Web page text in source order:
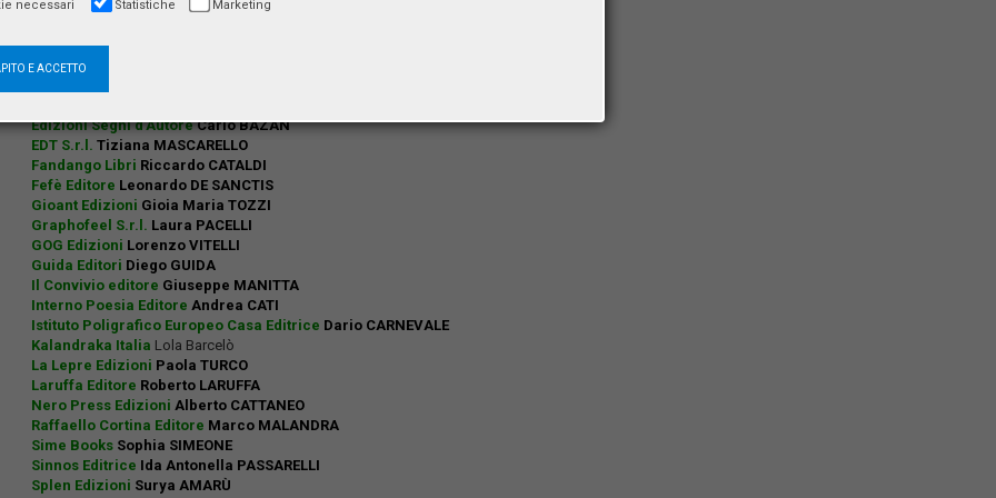
CRIC - Coordinamento Riviste Italiane di Cultura
Edizioni Gruppo Abele
Edizioni Kalós
Edizioni Segni d’Autore Carlo BAZAN
EDT S.r.l. Tiziana MASCARELLO
Fandango Libri Riccardo CATALDI
Fefè Editore Leonardo DE SANCTIS
Gioant Edizioni Gioia Maria TOZZI
Graphofeel S.r.l. Laura PACELLI
GOG Edizioni Lorenzo VITELLI
Guida Editori Diego GUIDA
Il Convivio editore Giuseppe MANITTA
Interno Poesia Editore Andrea CATI
Istituto Poligrafico Europeo Casa Editrice Dario CARNEVALE
Kalandraka Italia Lola Barcelò
La Lepre Edizioni Paola TURCO
Laruffa Editore Roberto LARUFFA
Nero Press Edizioni Alberto CATTANEO
Raffaello Cortina Editore Marco MALANDRA
Sime Books Sophia SIMEONE
Sinnos Editrice Ida Antonella PASSARELLI
Splen Edizioni Surya AMARÙ
necessari Statistiche Marketing
E ACCETTO